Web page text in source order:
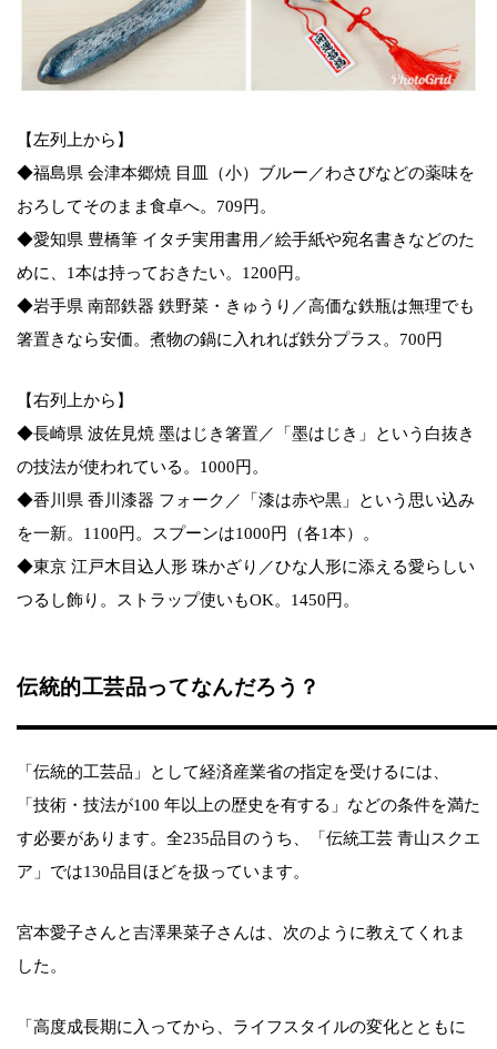
【左列上から】
◆福島県 会津本郷焼 目皿（小）ブルー／わさびなどの薬味を
おろしてそのまま食卓へ。709円。
◆愛知県 豊橋筆 イタチ実用書用／絵手紙や宛名書きなどのた
めに、1本は持っておきたい。1200円。
◆岩手県 南部鉄器 鉄野菜・きゅうり／高価な鉄瓶は無理でも
箸置きなら安価。煮物の鍋に入れれば鉄分プラス。700円
【右列上から】
◆長崎県 波佐見焼 墨はじき箸置／「墨はじき」という白抜き
の技法が使われている。1000円。
◆香川県 香川漆器 フォーク／「漆は赤や黒」という思い込み
を一新。1100円。スプーンは1000円（各1本）。
◆東京 江戸木目込人形 珠かざり／ひな人形に添える愛らしい
つるし飾り。ストラップ使いもOK。1450円。
伝統的工芸品ってなんだろう？
「伝統的工芸品」として経済産業省の指定を受けるには、
「技術・技法が100 年以上の歴史を有する」などの条件を満た
す必要があります。全235品目のうち、「伝統工芸 青山スクエ
ア」では130品目ほどを扱っています。
宮本愛子さんと吉澤果菜子さんは、次のように教えてくれま
した。
「高度成長期に入ってから、ライフスタイルの変化とともに